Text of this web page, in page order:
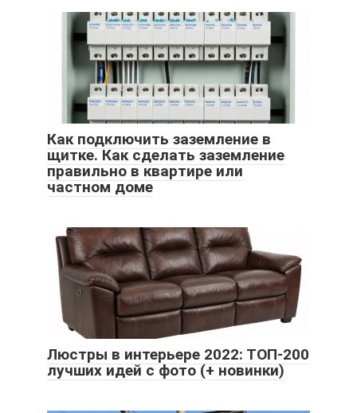
Как подключить заземление в
щитке. Как сделать заземление
правильно в квартире или
частном доме
Люстры в интерьере 2022: ТОП-200
лучших идей с фото (+ новинки)